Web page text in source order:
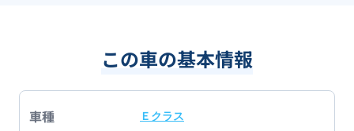
この車の基本情報
車種 Ｅクラス